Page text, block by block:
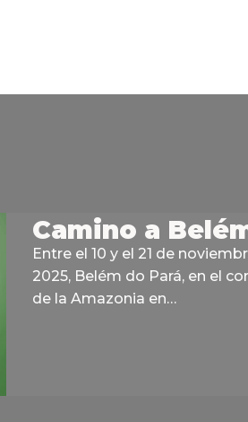
Camino a
Entre el 10 y el 21 de
2025, Belém do Pará, en el
de la Amazonia en…